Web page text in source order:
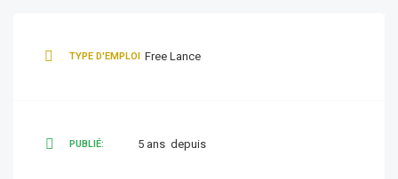
TYPE D'EMPLOI Free Lance
PUBLIÉ: 5 ans depuis